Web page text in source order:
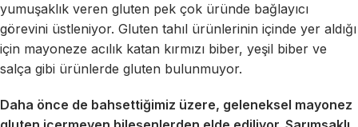
yumuşaklık veren gluten pek çok üründe bağlayıcı
görevini üstleniyor. Gluten tahıl ürünlerinin içinde yer aldığı
için mayoneze acılık katan kırmızı biber, yeşil biber ve
salça gibi ürünlerde gluten bulunmuyor.
Daha önce de bahsettiğimiz üzere, geleneksel mayonez